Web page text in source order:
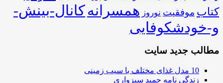
کتاب موفقیت نوروز همسرانهکانال-بینش-
و-خودشکوفایی
مطالب جدید سایت
10 مدل غذای مختلف با سیب زمینی
زندگی نامه حمید سبزواری